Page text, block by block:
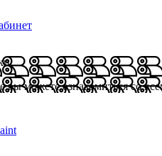
вы можете ознакомиться со